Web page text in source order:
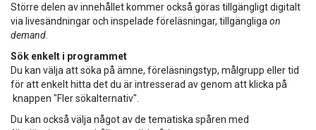
Större delen av innehållet kommer också göras tillgängligt digitalt
via livesändningar och inspelade föreläsningar, tillgängliga on
demand
Sök enkelt i programmet
Du kan välja att söka på ämne, föreläsningstyp, målgrupp eller tid
för att enkelt hitta det du är intresserad av genom att klicka på
knappen "Fler sökalternativ".
Du kan också välja något av de tematiska spåren med